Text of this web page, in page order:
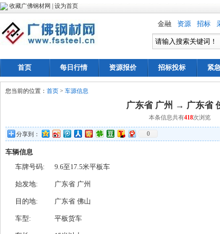
收藏广佛钢材网 设为首页
金融 资源 招标
首页 每日行情 资源报价 招标投标 紧
您当前的位置： 首页 > 车源信息
广东省 广州 → 广东省
本条信息共有418次浏览
分享到： 0
车辆信息
车牌号码:
9.6至17.5米平板车
始发地: 广东省 广州
目的地: 广东省 佛山
车型: 平板货车